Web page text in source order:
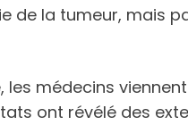
de la tumeur,
médecins
ont révélé des